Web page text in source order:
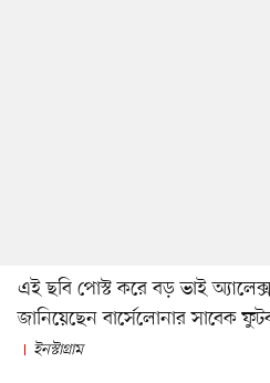
এই ছবি পোস্ট করে বড় ভাই
জানিয়েছেন বার্সেলোনার সাবেক
ইনস্টাগ্রাম